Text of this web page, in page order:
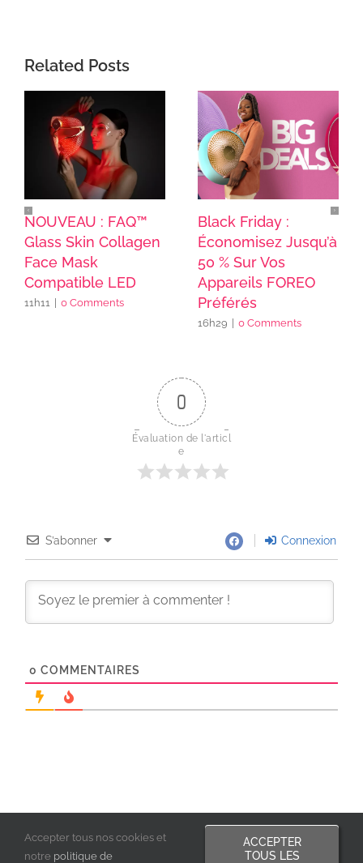
Related Posts
NOUVEAU : FAQ™
Glass Skin Collagen
Face Mask
Compatible LED
11h11 | 0 Comments
Black Friday :
Économisez Jusqu’à
50 % Sur Vos
Appareils FOREO
Préférés
16h29 | 0 Comments
0
Évaluation de l'articl
e
S’abonner Connexion
0 COMMENTAIRES
Accepter tous nos cookies et
notre politique de
ACCEPTER
TOUS LES